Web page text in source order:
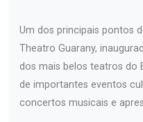
Um dos principais pontos
Theatro Guarany,
dos mais belos teatros do
de importantes eventos
concertos musicais e